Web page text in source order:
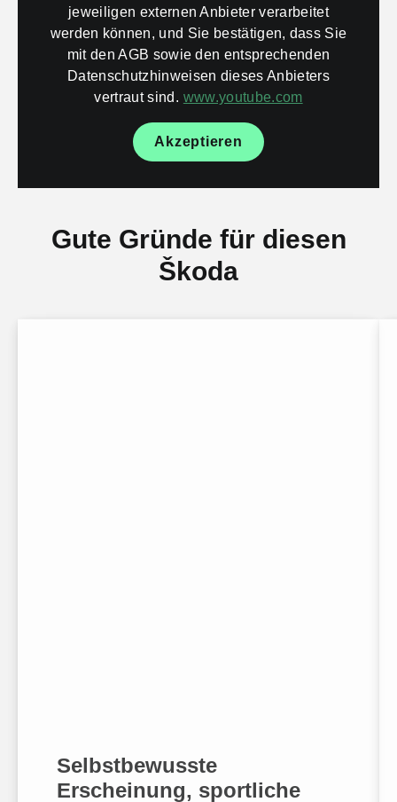
jeweiligen externen Anbieter verarbeitet
werden können, und Sie bestätigen, dass Sie
mit den AGB sowie den entsprechenden
Datenschutzhinweisen dieses Anbieters
vertraut sind. www.youtube.com
Akzeptieren
Gute Gründe für diesen
Škoda
Selbstbewusste
Erscheinung, sportliche